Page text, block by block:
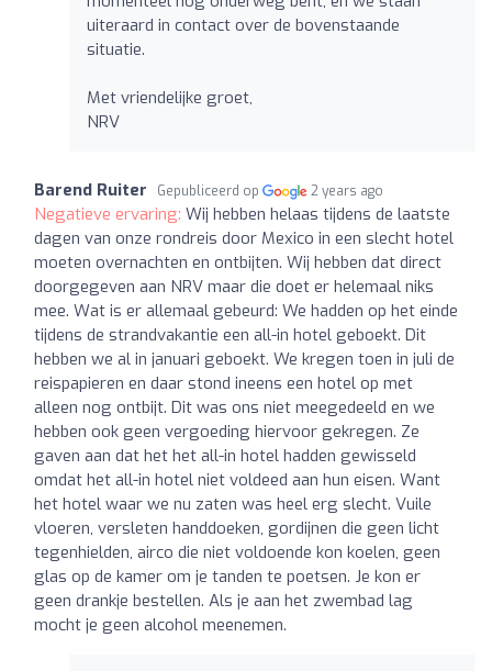
uiteraard in contact over de bovenstaande
situatie.
Met vriendelijke groet,
NRV
Barend Ruiter Gepubliceerd op 2 years ago
Negatieve ervaring: Wij hebben helaas tijdens de laatste
dagen van onze rondreis door Mexico in een slecht hotel
moeten overnachten en ontbijten. Wij hebben dat direct
doorgegeven aan NRV maar die doet er helemaal niks
mee. Wat is er allemaal gebeurd: We hadden op het einde
tijdens de strandvakantie een all-in hotel geboekt. Dit
hebben we al in januari geboekt. We kregen toen in juli de
reispapieren en daar stond ineens een hotel op met
alleen nog ontbijt. Dit was ons niet meegedeeld en we
hebben ook geen vergoeding hiervoor gekregen. Ze
gaven aan dat het het all-in hotel hadden gewisseld
omdat het all-in hotel niet voldeed aan hun eisen. Want
het hotel waar we nu zaten was heel erg slecht. Vuile
vloeren, versleten handdoeken, gordijnen die geen licht
tegenhielden, airco die niet voldoende kon koelen, geen
glas op de kamer om je tanden te poetsen. Je kon er
geen drankje bestellen. Als je aan het zwembad lag
mocht je geen alcohol meenemen.